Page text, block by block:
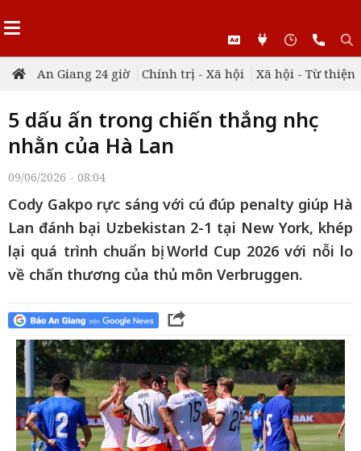
An Giang 24 giờ Chính trị - Xã hội Xã hội - Từ thiện
5 dấu ấn trong chiến thắng nhọc
nhằn của Hà Lan
09/06/2026 - 08:04
Cody Gakpo rực sáng với cú đúp penalty giúp Hà
Lan đánh bại Uzbekistan 2-1 tại New York, khép
lại quá trình chuẩn bị World Cup 2026 với nỗi lo
về chấn thương của thủ môn Verbruggen.